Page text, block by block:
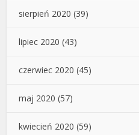
sierpień 2020 (39)
lipiec 2020 (43)
czerwiec 2020 (45)
maj 2020 (57)
kwiecień 2020 (59)